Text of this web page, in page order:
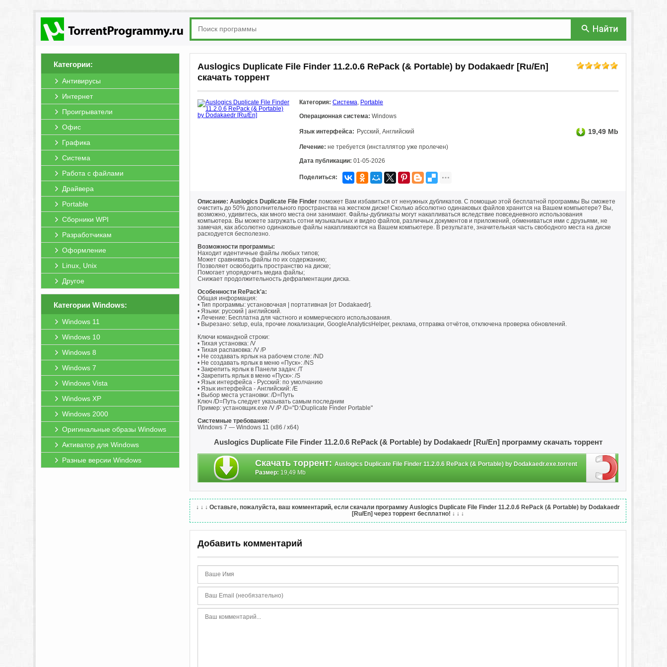
Категории:
Антивирусы
Интернет
Проигрыватели
Офис
Графика
Система
Работа с файлами
Драйвера
Portable
Сборники WPI
Разработчикам
Оформление
Linux, Unix
Другое
Категории Windows:
Windows 11
Windows 10
Windows 8
Windows 7
Windows Vista
Windows XP
Windows 2000
Оригинальные образы Windows
Активатор для Windows
Разные версии Windows
Auslogics Duplicate File Finder 11.2.0.6 RePack (& Portable) by Dodakaedr [Ru/En]
скачать торрент
Категория: Система, Portable
Операционная система: Windows
Язык интерфейса: Русский, Английский 19,49 Mb
Лечение: не требуется (инсталлятор уже пролечен)
Дата публикации: 01-05-2026
Поделиться:
Описание: Auslogics Duplicate File Finder поможет Вам избавиться от ненужных дубликатов. С помощью этой бесплатной программы Вы сможете
очистить до 50% дополнительного пространства на жестком диске! Сколько абсолютно одинаковых файлов хранится на Вашем компьютере? Вы,
возможно, удивитесь, как много места они занимают. Файлы-дубликаты могут накапливаться вследствие повседневного использования
компьютера. Вы можете загружать сотни музыкальных и видео файлов, различных документов и приложений, обмениваться ими с друзьями, не
замечая, как абсолютно одинаковые файлы накапливаются на Вашем компьютере. В результате, значительная часть свободного места на диске
расходуется бесполезно.
Возможности программы:
Находит идентичные файлы любых типов;
Может сравнивать файлы по их содержанию;
Позволяет освободить пространство на диске;
Помогает упорядочить медиа файлы;
Снижает продолжительность дефрагментации диска.
Особенности RePack'a:
Общая информация:
• Тип программы: установочная | портативная [от Dodakaedr].
• Языки: русский | английский.
• Лечение: Бесплатна для частного и коммерческого использования.
• Вырезано: setup, eula, прочие локализации, GoogleAnalyticsHelper, реклама, отправка отчётов, отключена проверка обновлений.
Ключи командной строки:
• Тихая установка: /V
• Тихая распаковка: /V /P
• Не создавать ярлык на рабочем столе: /ND
• Не создавать ярлык в меню «Пуск»: /NS
• Закрепить ярлык в Панели задач: /T
• Закрепить ярлык в меню «Пуск»: /S
• Язык интерфейса - Русский: по умолчанию
• Язык интерфейса - Английский: /E
• Выбор места установки: /D=Путь
Ключ /D=Путь следует указывать самым последним
Пример: установщик.exe /V /P /D="D:\Duplicate Finder Portable"
Системные требования:
Windows 7 — Windows 11 (x86 / x64)
Auslogics Duplicate File Finder 11.2.0.6 RePack (& Portable) by Dodakaedr [Ru/En] программу скачать торрент
Скачать торрент: Auslogics Duplicate File Finder 11.2.0.6 RePack (& Portable) by Dodakaedr.exe.torrent
Размер: 19,49 Mb
↓ ↓ ↓ Оставьте, пожалуйста, ваш комментарий, если скачали программу Auslogics Duplicate File Finder 11.2.0.6 RePack (& Portable) by Dodakaedr
[Ru/En] через торрент бесплатно! ↓ ↓ ↓
Добавить комментарий